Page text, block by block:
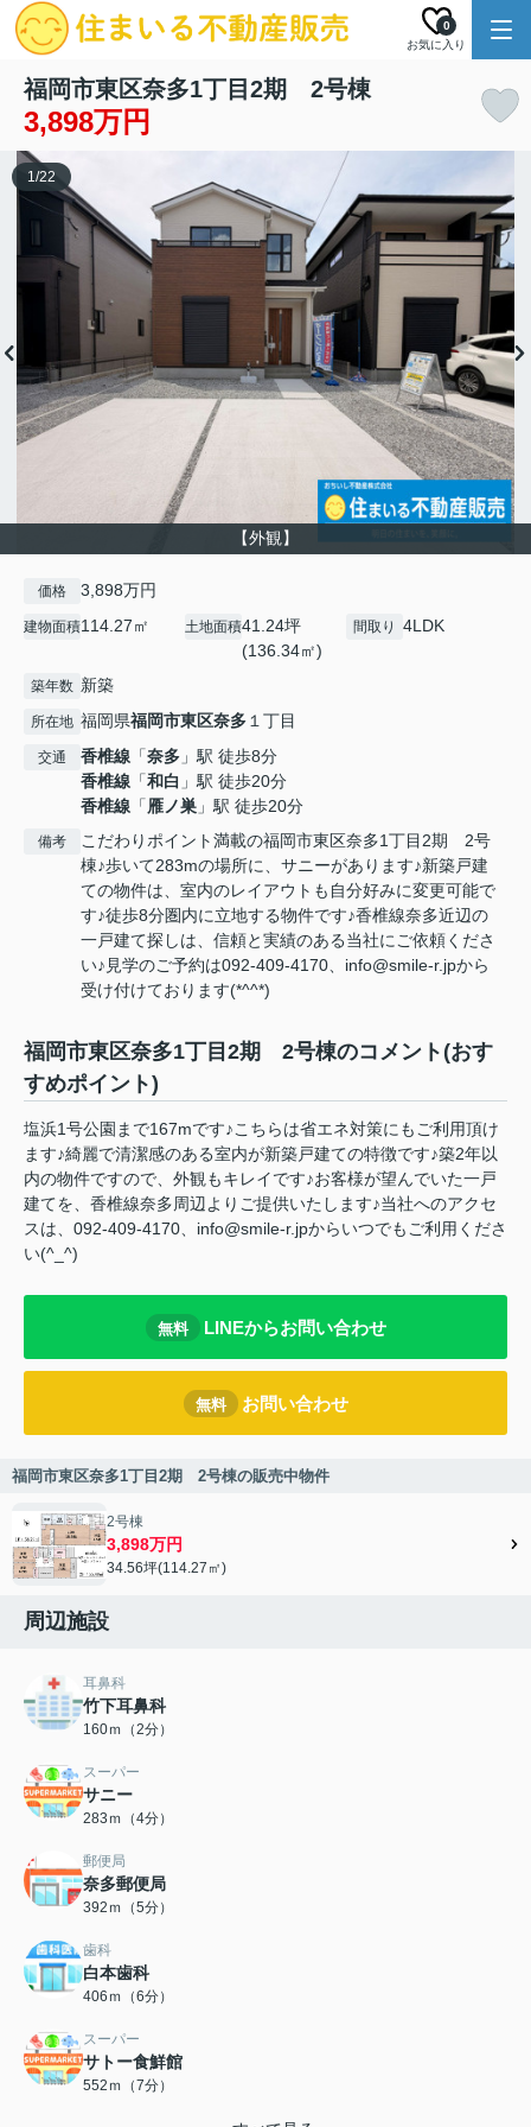
お気に入り
0
福岡市東区奈多1丁目2期 2号棟
3,898万円
【外観】
1/22
価格 3,898万円
建物面積114.27㎡ 土地面積41.24坪
(136.34㎡)
間取り 4LDK
築年数 新築
所在地 福岡県福岡市東区奈多１丁目
交通 香椎線 「奈多 」駅 徒歩8分
香椎線 「和白 」駅 徒歩20分
香椎線 「雁ノ巣 」駅 徒歩20分
備考
こだわりポイント満載の福岡市東区奈多1丁目2期 2号
棟♪歩いて283mの場所に、サニーがあります♪新築戸建
ての物件は、室内のレイアウトも自分好みに変更可能で
す♪徒歩8分圏内に立地する物件です♪香椎線奈多近辺の
一戸建て探しは、信頼と実績のある当社にご依頼くださ
い♪見学のご予約は092-409-4170、info@smile-r.jpから
受け付けております(*^^*)
福岡市東区奈多1丁目2期 2号棟のコメント(おす
すめポイント)
塩浜1号公園まで167mです♪こちらは省エネ対策にもご利用頂け
ます♪綺麗で清潔感のある室内が新築戸建ての特徴です♪築2年以
内の物件ですので、外観もキレイです♪お客様が望んでいた一戸
建てを、香椎線奈多周辺よりご提供いたします♪当社へのアクセ
スは、092-409-4170、info@smile-r.jpからいつでもご利用くださ
い(^_^)
無料 LINEからお問い合わせ
無料 お問い合わせ
福岡市東区奈多1丁目2期 2号棟の販売中物件
2号棟
3,898万円
34.56坪(114.27㎡)
周辺施設
耳鼻科
竹下耳鼻科
160ｍ（2分）
スーパー
サニー
283ｍ（4分）
郵便局
奈多郵便局
392ｍ（5分）
歯科
白本歯科
406ｍ（6分）
スーパー
サトー食鮮館
552ｍ（7分）